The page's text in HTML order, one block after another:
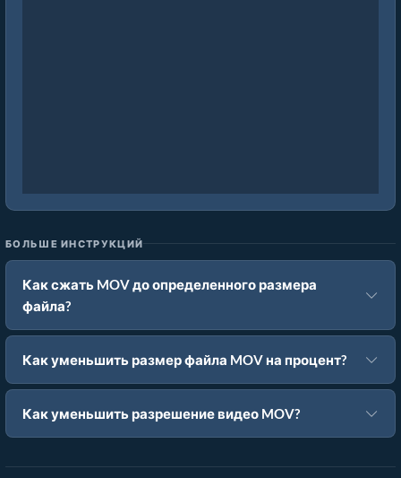
БОЛЬШЕ ИНСТРУКЦИЙ
Как сжать MOV до определенного размера
файла?
Как уменьшить размер файла MOV на процент?
Как уменьшить разрешение видео MOV?